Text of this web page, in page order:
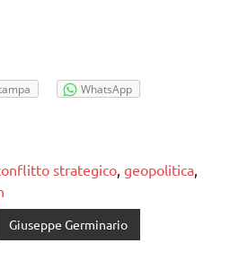
WhatsApp
strategico geopolitica
Giuseppe Germinario